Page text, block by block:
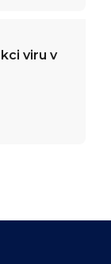
viru v